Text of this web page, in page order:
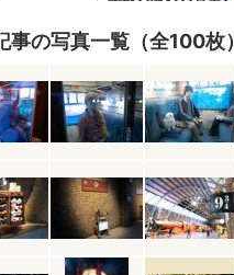
事の写真一覧（全100枚）